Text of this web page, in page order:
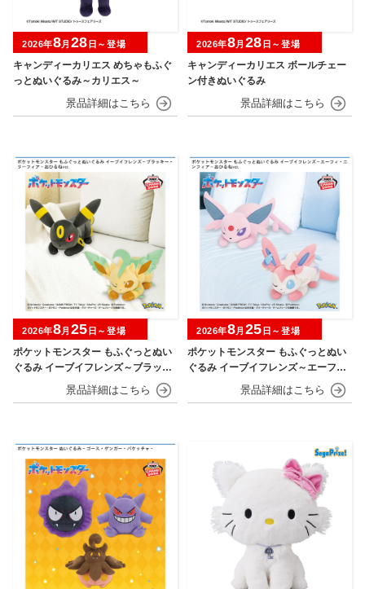
キャンディーカリエス めちゃもふぐ
っとぬいぐるみ～カリエス～
2026年8月 28 日～登場
キャンディーカリエス ボールチェー
ン付きぬいぐるみ
2026年8月 28 日～登場
ポケットモンスター もふぐっとぬい
ぐるみ イーブイフレンズ～ブラッキ
ー・リーフィア～おひるねver.
2026年8月 25 日～登場
ポケットモンスター もふぐっとぬい
ぐるみ イーブイフレンズ～エーフ
ィ・ニンフィア～おひるねver.
2026年8月 25 日～登場